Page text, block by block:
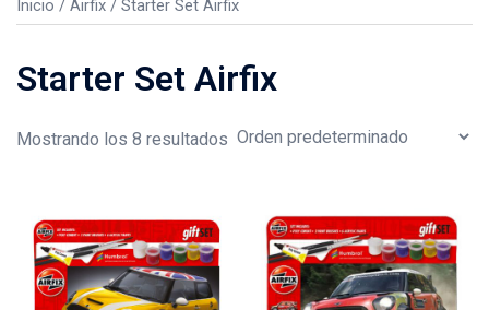
Inicio / Airfix / Starter Set Airfix
Starter Set Airfix
Mostrando los 8 resultados